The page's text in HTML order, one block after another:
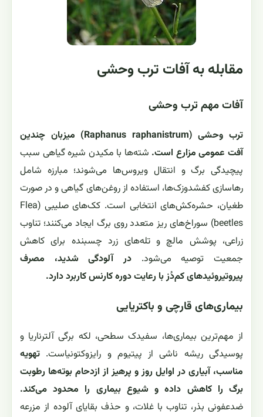
مقابله به آفات ترب وحشی
آفات مهم ترب وحشی
ترب وحشی (Raphanus raphanistrum) میزبان چندین
آفت عمومی مزارع است. شته‌ها با مکیدن شیره گیاهی سبب
پیچیدگی برگ و انتقال ویروس‌ها می‌شوند؛ مبارزه شامل
رهاسازی کفشدوزک‌ها، استفاده از روغن‌های گیاهی و در صورت
طغیان، حشره‌کش‌های انتخابی است. کک‌های صلیبی (Flea
beetles) سوراخ‌های ریز متعدد روی برگ ایجاد می‌کنند؛ تناوب
زراعی، پوشش مالچ و تله‌های زرد چسبنده برای کاهش
جمعیت توصیه می‌شود. در آلودگی شدید، مصرف
پیروتیروئیدهای کم‌دُز با رعایت دوره کارنس کاربرد دارد.
بیماری‌های قارچی و باکتریایی
از مهم‌ترین بیماری‌ها، سفیدک سطحی، لکه برگی آلترناریا و
پوسیدگی ریشه ناشی از پیتیوم و رایزوکتونیاست.تهویه
مناسب، آبیاری در اوایل روز و پرهیز از ازدحام بوته‌ها رطوبت
برگ را کاهش داده و شیوع بیماری را محدود می‌کند.
ضدعفونی بذر، تناوب با غلات، و حذف بقایای آلوده از مزرعه